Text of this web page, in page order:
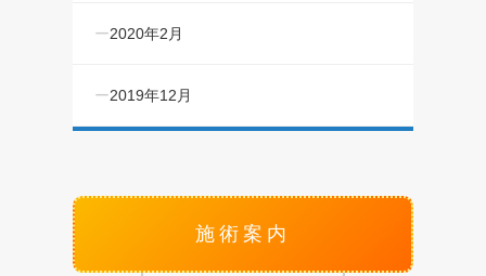
2020年2月
2019年12月
施術案内